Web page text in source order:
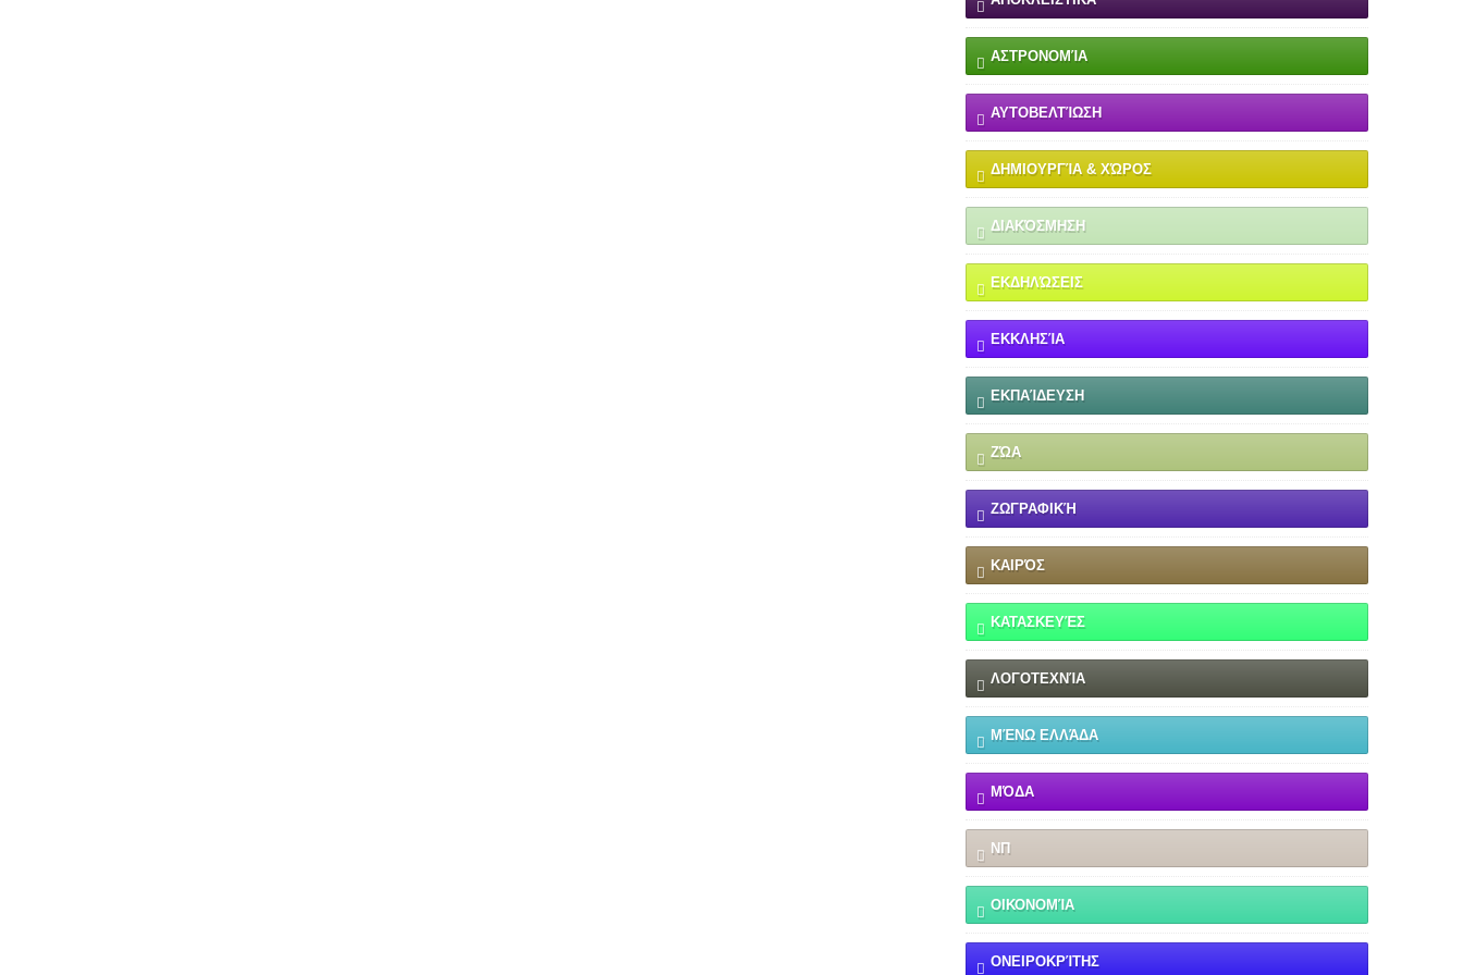
ΑΣΤΡΟΝΟΜΊΑ
ΑΥΤΟΒΕΛΤΊΩΣΗ
ΔΗΜΙΟΥΡΓΊΑ & ΧΏΡΟΣ
ΔΙΑΚΌΣΜΗΣΗ
ΕΚΔΗΛΏΣΕΙΣ
ΕΚΚΛΗΣΊΑ
ΕΚΠΑΊΔΕΥΣΗ
ΖΏΑ
ΖΩΓΡΑΦΙΚΉ
ΚΑΙΡΌΣ
ΚΑΤΑΣΚΕΥΈΣ
ΛΟΓΟΤΕΧΝΊΑ
ΜΈΝΩ ΕΛΛΆΔΑ
ΜΌΔΑ
ΝΠ
ΟΙΚΟΝΟΜΊΑ
ΟΝΕΙΡΟΚΡΊΤΗΣ